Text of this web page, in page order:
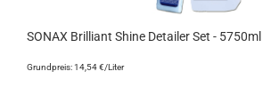
SONAX Brilliant Shine Detailer Set - 5750ml
Grundpreis: 14,54 €/Liter